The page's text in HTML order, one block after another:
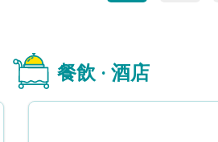
餐飲 · 酒店